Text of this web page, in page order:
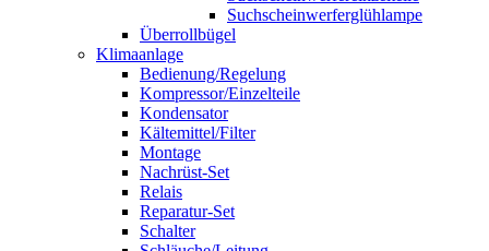
Suchscheinwerferglühlampe
Überrollbügel
Klimaanlage
Bedienung/Regelung
Kompressor/Einzelteile
Kondensator
Kältemittel/Filter
Montage
Nachrüst-Set
Relais
Reparatur-Set
Schalter